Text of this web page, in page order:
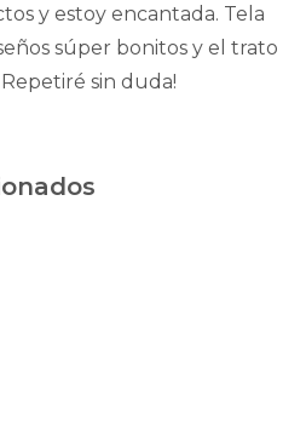
y estoy encantada. Tela
súper bonitos y el trato
sin duda!